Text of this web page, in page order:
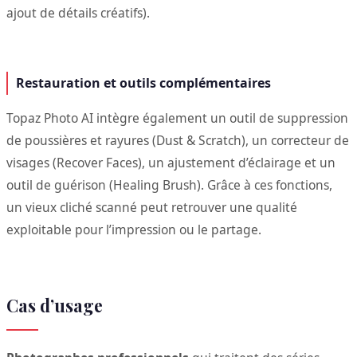
ajout de détails créatifs).
Restauration et outils complémentaires
Topaz Photo AI intègre également un outil de suppression
de poussières et rayures (Dust & Scratch), un correcteur de
visages (Recover Faces), un ajustement d’éclairage et un
outil de guérison (Healing Brush). Grâce à ces fonctions,
un vieux cliché scanné peut retrouver une qualité
exploitable pour l’impression ou le partage.
Cas d’usage